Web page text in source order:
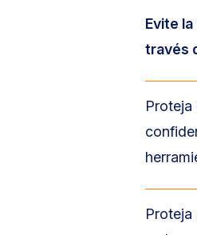
Evite
través
Proteja